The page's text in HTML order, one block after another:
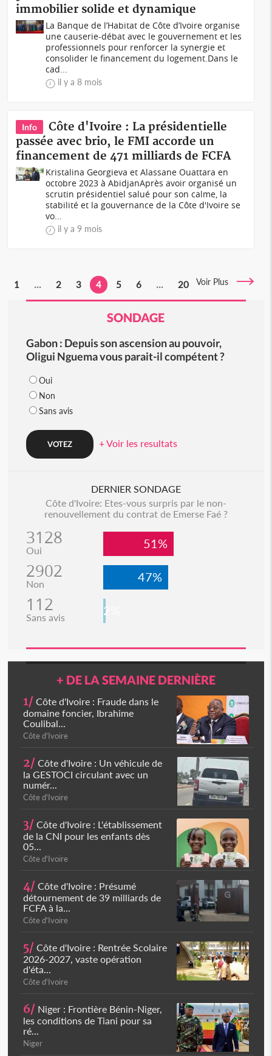
immobilier solide et dynamique
La Banque de l’Habitat de Côte d’Ivoire organise
une causerie-débat avec le gouvernement et les
professionnels pour renforcer la synergie et
consolider le financement du logement.Dans le
cad...
il y a 8 mois
Info
Côte d'Ivoire : La présidentielle
passée avec brio, le FMI accorde un
financement de 471 milliards de FCFA
Kristalina Georgieva et Alassane Ouattara en
octobre 2023 à AbidjanAprès avoir organisé un
scrutin présidentiel salué pour son calme, la
stabilité et la gouvernance de la Côte d'Ivoire se
vo...
il y a 9 mois
1 ... 2 3 4 5 6 ... 20 Voir Plus
SONDAGE
Gabon : Depuis son ascension au pouvoir,
Oligui Nguema vous parait-il compétent ?
Oui
Non
Sans avis
+ Voir les resultats
DERNIER SONDAGE
Côte d'Ivoire: Etes-vous surpris par le non-
renouvellement du contrat de Emerse Faé ?
3128
Oui 51%
2902
Non 47%
112
Sans avis 2%
+ DE LA SEMAINE DERNIÈRE
1/ Côte d'Ivoire : Fraude dans le
domaine foncier, Ibrahime
Coulibal...
Côte d'Ivoire
2/ Côte d'Ivoire : Un véhicule de
la GESTOCI circulant avec un
numér...
Côte d'Ivoire
3/ Côte d'Ivoire : L'établissement
de la CNI pour les enfants dès
05...
Côte d'Ivoire
4/ Côte d'Ivoire : Présumé
détournement de 39 milliards de
FCFA à la...
Côte d'Ivoire
5/ Côte d'Ivoire : Rentrée Scolaire
2026-2027, vaste opération
d'éta...
Côte d'Ivoire
6/ Niger : Frontière Bénin-Niger,
les conditions de Tiani pour sa
ré...
Niger